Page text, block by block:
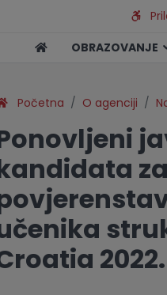
OBRAZOVANJE
Početna O agenciji
2022.